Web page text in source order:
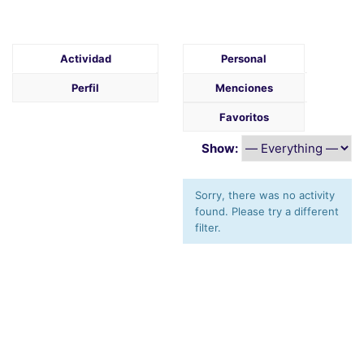
Actividad
Perfil
Personal
Menciones
Favoritos
Show:
Sorry, there was no activity
found. Please try a different
filter.